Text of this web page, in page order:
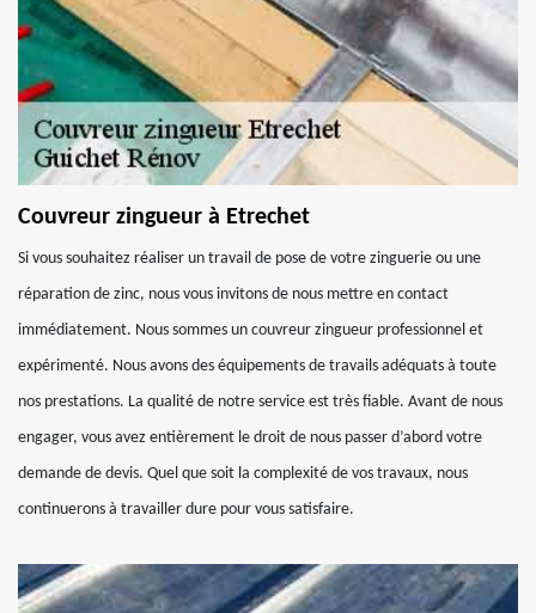
Couvreur zingueur à Etrechet
Si vous souhaitez réaliser un travail de pose de votre zinguerie ou une
réparation de zinc, nous vous invitons de nous mettre en contact
immédiatement. Nous sommes un couvreur zingueur professionnel et
expérimenté. Nous avons des équipements de travails adéquats à toute
nos prestations. La qualité de notre service est très fiable. Avant de nous
engager, vous avez entièrement le droit de nous passer d’abord votre
demande de devis. Quel que soit la complexité de vos travaux, nous
continuerons à travailler dure pour vous satisfaire.